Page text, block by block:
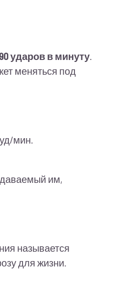
ударов в минуту.
меняться под
мин.
им,
называется
для жизни.